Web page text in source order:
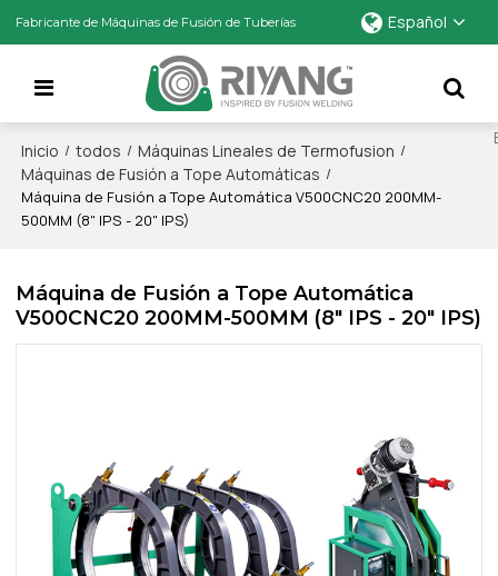
Fabricante de Máquinas de Fusión de Tuberías Español
Inicio / todos / Máquinas Lineales de Termofusion /
Máquinas de Fusión a Tope Automáticas /
Máquina de Fusión a Tope Automática V500CNC20 200MM-
500MM (8" IPS - 20" IPS)
Máquina de Fusión a Tope Automática
V500CNC20 200MM-500MM (8" IPS - 20" IPS)